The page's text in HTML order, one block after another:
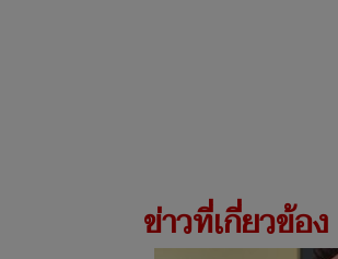
ข่าวที่เกี่ยวข้อง